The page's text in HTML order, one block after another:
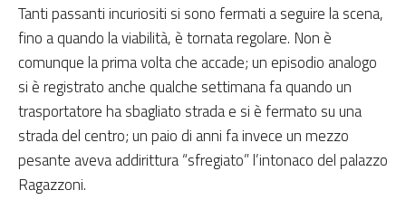
Tanti passanti incuriositi si sono fermati a seguire la scena,
fino a quando la viabilità, è tornata regolare. Non è
comunque la prima volta che accade; un episodio analogo
si è registrato anche qualche settimana fa quando un
trasportatore ha sbagliato strada e si è fermato su una
strada del centro; un paio di anni fa invece un mezzo
pesante aveva addirittura “sfregiato” l’intonaco del palazzo
Ragazzoni.